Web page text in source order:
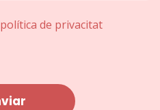
política de privacitat